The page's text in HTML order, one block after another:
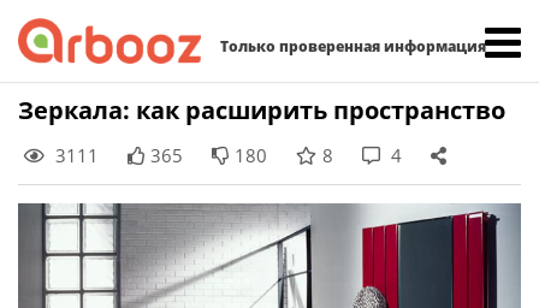
Только проверенная информация
Skip
content
Зеркала: как расширить пространство
3111 365 180 8 4
Найти: